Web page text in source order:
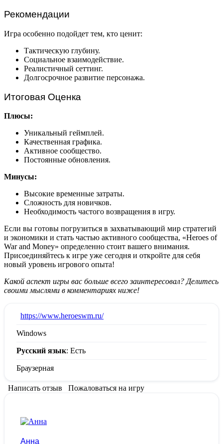
Рекомендации
Игра особенно подойдет тем, кто ценит:
Тактическую глубину.
Социальное взаимодействие.
Реалистичный сеттинг.
Долгосрочное развитие персонажа.
Итоговая Оценка
Плюсы:
Уникальный геймплей.
Качественная графика.
Активное сообщество.
Постоянные обновления.
Минусы:
Высокие временные затраты.
Сложность для новичков.
Необходимость частого возвращения в игру.
Если вы готовы погрузиться в захватывающий мир стратегий
и экономики и стать частью активного сообщества, «Heroes of
War and Money» определенно стоит вашего внимания.
Присоединяйтесь к игре уже сегодня и откройте для себя
новый уровень игрового опыта!
Какой аспект игры вас больше всего заинтересовал? Делитесь
своими мыслями в комментариях ниже!
https://www.heroeswm.ru/
Windows
Русский язык: Есть
Браузерная
Написать отзыв Пожаловаться на игру
Анна